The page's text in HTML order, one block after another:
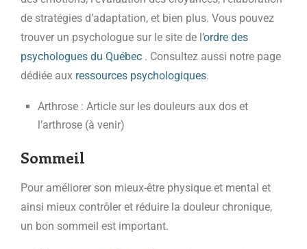
de stratégies d’adaptation, et bien plus. Vous pouvez
trouver un psychologue sur le site de l’ordre des
psychologues du Québec . Consultez aussi notre page
dédiée aux ressources psychologiques.
Arthrose : Article sur les douleurs aux dos et
l’arthrose (à venir)
Sommeil
Pour améliorer son mieux-être physique et mental et
ainsi mieux contrôler et réduire la douleur chronique,
un bon sommeil est important.